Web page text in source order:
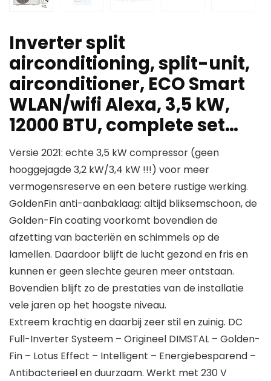
Inverter split
airconditioning, split-unit,
airconditioner, ECO Smart
WLAN/wifi Alexa, 3,5 kW,
12000 BTU, complete set…
Versie 2021: echte 3,5 kW compressor (geen
hooggejagde 3,2 kW/3,4 kW !!!) voor meer
vermogensreserve en een betere rustige werking.
GoldenFin anti-aanbaklaag: altijd bliksemschoon, de
Golden-Fin coating voorkomt bovendien de
afzetting van bacteriën en schimmels op de
lamellen. Daardoor blijft de lucht gezond en fris en
kunnen er geen slechte geuren meer ontstaan.
Bovendien blijft zo de prestaties van de installatie
vele jaren op het hoogste niveau.
Extreem krachtig en daarbij zeer stil en zuinig. DC
Full-Inverter Systeem – Origineel DIMSTAL – Golden-
Fin – Lotus Effect – Intelligent – Energiebesparend –
Antibacterieel en duurzaam. Werkt met 230 V